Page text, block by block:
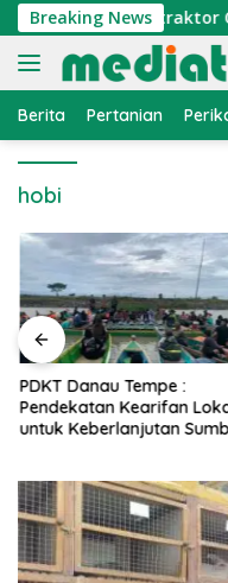
Langsung
ke
konten
Breaking News
Nelayan, Atraktor
Berita Pertanian
hobi
PDKT Danau Tempe :
Pendekatan Kearifan
untuk Keberlanjutan